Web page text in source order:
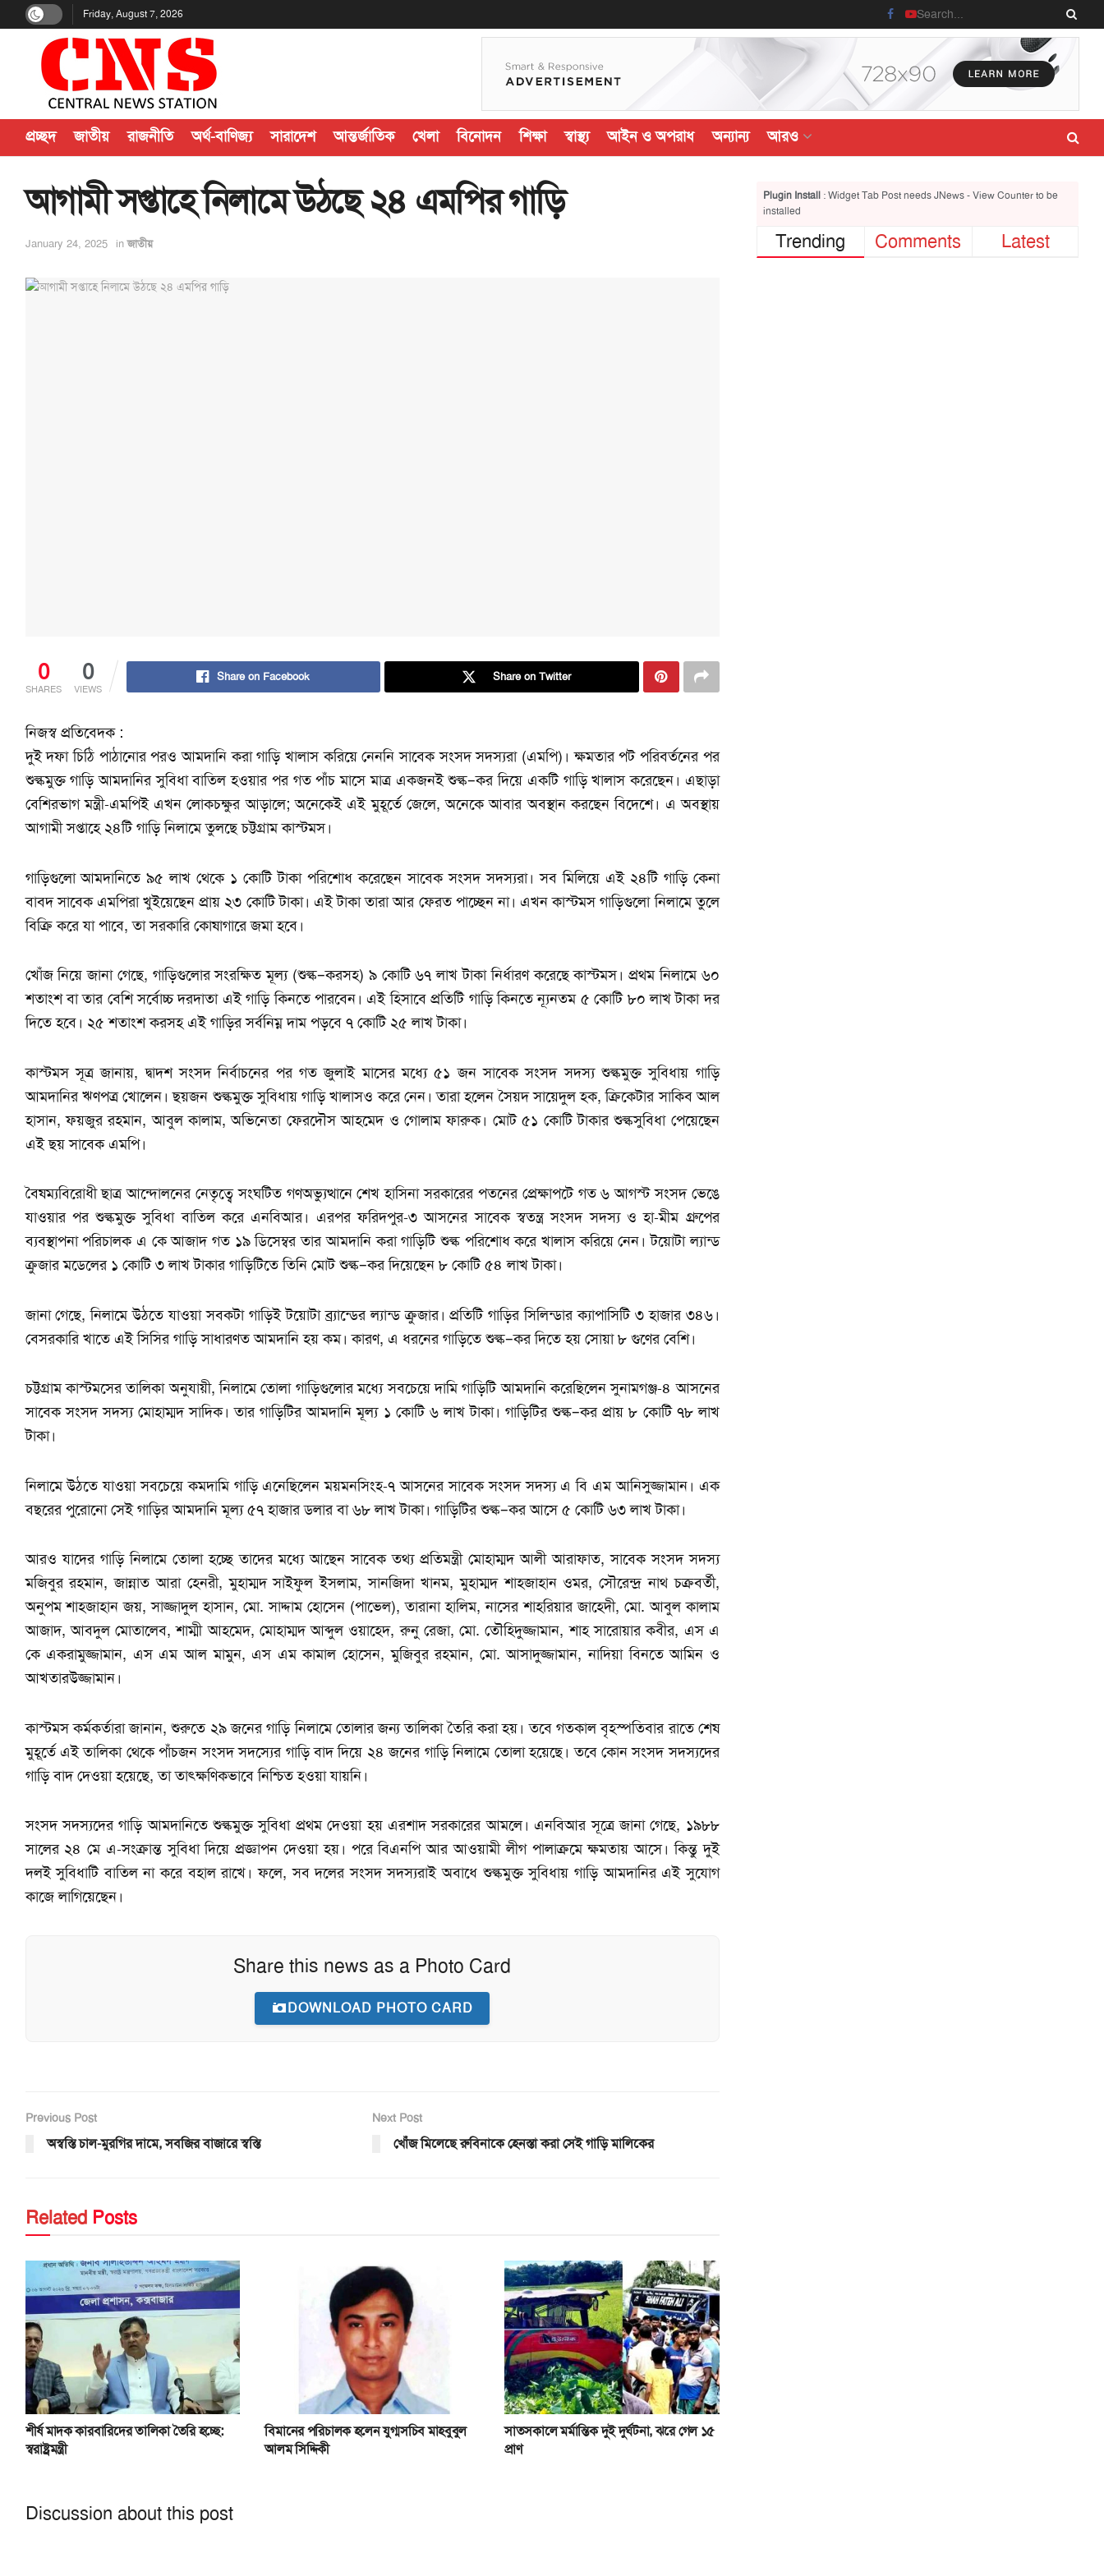
Friday, August 7, 2026
প্রচ্ছদ জাতীয় রাজনীতি অর্থ-বাণিজ্য সারাদেশ আন্তর্জাতিক খেলা বিনোদন শিক্ষা স্বাস্থ্য আইন ও অপরাধ অন্যান্য আরও
আগামী সপ্তাহে নিলামে উঠছে ২৪ এমপির গাড়ি
January 24, 2025 in জাতীয়
0
SHARES
0
VIEWS
Share on Facebook Share on Twitter
নিজস্ব প্রতিবেদক :
দুই দফা চিঠি পাঠানোর পরও আমদানি করা গাড়ি খালাস করিয়ে নেননি সাবেক সংসদ সদস্যরা (এমপি)। ক্ষমতার পট পরিবর্তনের পর
শুল্কমুক্ত গাড়ি আমদানির সুবিধা বাতিল হওয়ার পর গত পাঁচ মাসে মাত্র একজনই শুল্ক–কর দিয়ে একটি গাড়ি খালাস করেছেন। এছাড়া
বেশিরভাগ মন্ত্রী-এমপিই এখন লোকচক্ষুর আড়ালে; অনেকেই এই মুহূর্তে জেলে, অনেকে আবার অবস্থান করছেন বিদেশে। এ অবস্থায়
আগামী সপ্তাহে ২৪টি গাড়ি নিলামে তুলছে চট্টগ্রাম কাস্টমস।
গাড়িগুলো আমদানিতে ৯৫ লাখ থেকে ১ কোটি টাকা পরিশোধ করেছেন সাবেক সংসদ সদস্যরা। সব মিলিয়ে এই ২৪টি গাড়ি কেনা
বাবদ সাবেক এমপিরা খুইয়েছেন প্রায় ২৩ কোটি টাকা। এই টাকা তারা আর ফেরত পাচ্ছেন না। এখন কাস্টমস গাড়িগুলো নিলামে তুলে
বিক্রি করে যা পাবে, তা সরকারি কোষাগারে জমা হবে।
খোঁজ নিয়ে জানা গেছে, গাড়িগুলোর সংরক্ষিত মূল্য (শুল্ক–করসহ) ৯ কোটি ৬৭ লাখ টাকা নির্ধারণ করেছে কাস্টমস। প্রথম নিলামে ৬০
শতাংশ বা তার বেশি সর্বোচ্চ দরদাতা এই গাড়ি কিনতে পারবেন। এই হিসাবে প্রতিটি গাড়ি কিনতে ন্যূনতম ৫ কোটি ৮০ লাখ টাকা দর
দিতে হবে। ২৫ শতাংশ করসহ এই গাড়ির সর্বনিম্ন দাম পড়বে ৭ কোটি ২৫ লাখ টাকা।
কাস্টমস সূত্র জানায়, দ্বাদশ সংসদ নির্বাচনের পর গত জুলাই মাসের মধ্যে ৫১ জন সাবেক সংসদ সদস্য শুল্কমুক্ত সুবিধায় গাড়ি
আমদানির ঋণপত্র খোলেন। ছয়জন শুল্কমুক্ত সুবিধায় গাড়ি খালাসও করে নেন। তারা হলেন সৈয়দ সায়েদুল হক, ক্রিকেটার সাকিব আল
হাসান, ফয়জুর রহমান, আবুল কালাম, অভিনেতা ফেরদৌস আহমেদ ও গোলাম ফারুক। মোট ৫১ কোটি টাকার শুল্কসুবিধা পেয়েছেন
এই ছয় সাবেক এমপি।
বৈষম্যবিরোধী ছাত্র আন্দোলনের নেতৃত্বে সংঘটিত গণঅভ্যুত্থানে শেখ হাসিনা সরকারের পতনের প্রেক্ষাপটে গত ৬ আগস্ট সংসদ ভেঙে
যাওয়ার পর শুল্কমুক্ত সুবিধা বাতিল করে এনবিআর। এরপর ফরিদপুর-৩ আসনের সাবেক স্বতন্ত্র সংসদ সদস্য ও হা-মীম গ্রুপের
ব্যবস্থাপনা পরিচালক এ কে আজাদ গত ১৯ ডিসেম্বর তার আমদানি করা গাড়িটি শুল্ক পরিশোধ করে খালাস করিয়ে নেন। টয়োটা ল্যান্ড
ক্রুজার মডেলের ১ কোটি ৩ লাখ টাকার গাড়িটিতে তিনি মোট শুল্ক–কর দিয়েছেন ৮ কোটি ৫৪ লাখ টাকা।
জানা গেছে, নিলামে উঠতে যাওয়া সবকটা গাড়িই টয়োটা ব্র্যান্ডের ল্যান্ড ক্রুজার। প্রতিটি গাড়ির সিলিন্ডার ক্যাপাসিটি ৩ হাজার ৩৪৬।
বেসরকারি খাতে এই সিসির গাড়ি সাধারণত আমদানি হয় কম। কারণ, এ ধরনের গাড়িতে শুল্ক–কর দিতে হয় সোয়া ৮ গুণের বেশি।
চট্টগ্রাম কাস্টমসের তালিকা অনুযায়ী, নিলামে তোলা গাড়িগুলোর মধ্যে সবচেয়ে দামি গাড়িটি আমদানি করেছিলেন সুনামগঞ্জ-৪ আসনের
সাবেক সংসদ সদস্য মোহাম্মদ সাদিক। তার গাড়িটির আমদানি মূল্য ১ কোটি ৬ লাখ টাকা। গাড়িটির শুল্ক–কর প্রায় ৮ কোটি ৭৮ লাখ
টাকা।
নিলামে উঠতে যাওয়া সবচেয়ে কমদামি গাড়ি এনেছিলেন ময়মনসিংহ-৭ আসনের সাবেক সংসদ সদস্য এ বি এম আনিসুজ্জামান। এক
বছরের পুরোনো সেই গাড়ির আমদানি মূল্য ৫৭ হাজার ডলার বা ৬৮ লাখ টাকা। গাড়িটির শুল্ক–কর আসে ৫ কোটি ৬৩ লাখ টাকা।
আরও যাদের গাড়ি নিলামে তোলা হচ্ছে তাদের মধ্যে আছেন সাবেক তথ্য প্রতিমন্ত্রী মোহাম্মদ আলী আরাফাত, সাবেক সংসদ সদস্য
মজিবুর রহমান, জান্নাত আরা হেনরী, মুহাম্মদ সাইফুল ইসলাম, সানজিদা খানম, মুহাম্মদ শাহজাহান ওমর, সৌরেন্দ্র নাথ চক্রবর্তী,
অনুপম শাহজাহান জয়, সাজ্জাদুল হাসান, মো. সাদ্দাম হোসেন (পাভেল), তারানা হালিম, নাসের শাহরিয়ার জাহেদী, মো. আবুল কালাম
আজাদ, আবদুল মোতালেব, শাম্মী আহমেদ, মোহাম্মদ আব্দুল ওয়াহেদ, রুনু রেজা, মো. তৌহিদুজ্জামান, শাহ সারোয়ার কবীর, এস এ
কে একরামুজ্জামান, এস এম আল মামুন, এস এম কামাল হোসেন, মুজিবুর রহমান, মো. আসাদুজ্জামান, নাদিয়া বিনতে আমিন ও
আখতারউজ্জামান।
কাস্টমস কর্মকর্তারা জানান, শুরুতে ২৯ জনের গাড়ি নিলামে তোলার জন্য তালিকা তৈরি করা হয়। তবে গতকাল বৃহস্পতিবার রাতে শেষ
মুহূর্তে এই তালিকা থেকে পাঁচজন সংসদ সদস্যের গাড়ি বাদ দিয়ে ২৪ জনের গাড়ি নিলামে তোলা হয়েছে। তবে কোন সংসদ সদস্যদের
গাড়ি বাদ দেওয়া হয়েছে, তা তাৎক্ষণিকভাবে নিশ্চিত হওয়া যায়নি।
সংসদ সদস্যদের গাড়ি আমদানিতে শুল্কমুক্ত সুবিধা প্রথম দেওয়া হয় এরশাদ সরকারের আমলে। এনবিআর সূত্রে জানা গেছে, ১৯৮৮
সালের ২৪ মে এ-সংক্রান্ত সুবিধা দিয়ে প্রজ্ঞাপন দেওয়া হয়। পরে বিএনপি আর আওয়ামী লীগ পালাক্রমে ক্ষমতায় আসে। কিন্তু দুই
দলই সুবিধাটি বাতিল না করে বহাল রাখে। ফলে, সব দলের সংসদ সদস্যরাই অবাধে শুল্কমুক্ত সুবিধায় গাড়ি আমদানির এই সুযোগ
কাজে লাগিয়েছেন।
Share this news as a Photo Card
DOWNLOAD PHOTO CARD
Previous Post
অস্বস্তি চাল-মুরগির দামে, সবজির বাজারে স্বস্তি
Next Post
খোঁজ মিলেছে রুবিনাকে হেনস্তা করা সেই গাড়ি মালিকের
RelatedPosts
শীর্ষ মাদক কারবারিদের তালিকা তৈরি হচ্ছে:
স্বরাষ্ট্রমন্ত্রী
বিমানের পরিচালক হলেন যুগ্মসচিব মাহবুবুল
আলম সিদ্দিকী
সাতসকালে মর্মান্তিক দুই দুর্ঘটনা, ঝরে গেল ১৫
প্রাণ
Discussion about this post
Plugin Install: Widget Tab Post needs JNews - View Counter to be
installed
Trending Comments Latest